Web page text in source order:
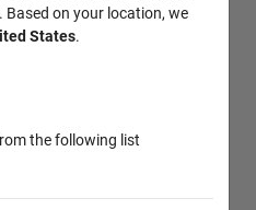
Based on your location, we
States.
the following list